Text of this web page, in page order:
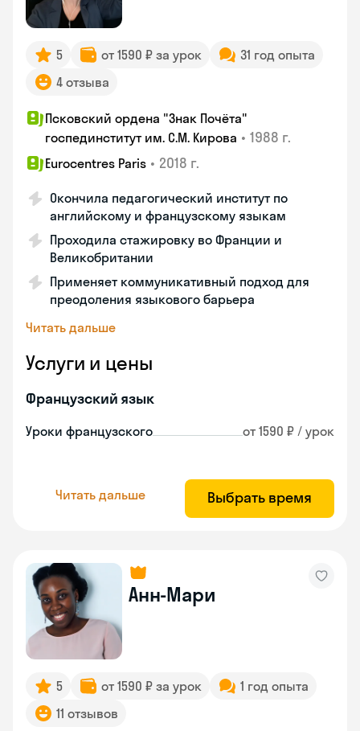
5 от 1590 ₽ за урок
31 год опыта
4 отзыва
Псковский ордена "Знак Почёта"
госпединститут им. С.М. Кирова • 1988 г.
Eurocentres Paris • 2018 г.
Окончила педагогический институт по
английскому и французскому языкам
Проходила стажировку во Франции и
Великобритании
Применяет коммуникативный подход для
преодоления языкового барьера
Читать дальше
Услуги и цены
Французский язык
Уроки французского от 1590 ₽ / урок
Читать дальше Выбрать время
Анн-Мари
5 от 1590 ₽ за урок
1 год опыта
11 отзывов